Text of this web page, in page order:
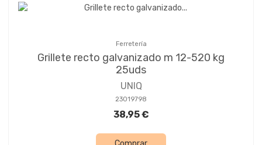
Ferretería
Grillete recto galvanizado m 12-520 kg
25uds
UNIQ
23019798
38,95 €